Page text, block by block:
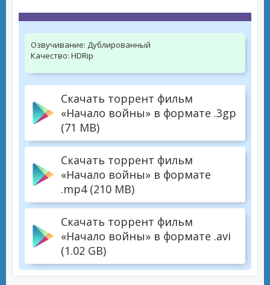
Озвучивание: Дублированный
Качество: HDRip
Скачать торрент фильм
«Начало войны» в формате .3gp
(71 MB)
Скачать торрент фильм
«Начало войны» в формате
.mp4 (210 MB)
Скачать торрент фильм
«Начало войны» в формате .avi
(1.02 GB)